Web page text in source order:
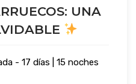
UNA
- 17 días | 15 noches